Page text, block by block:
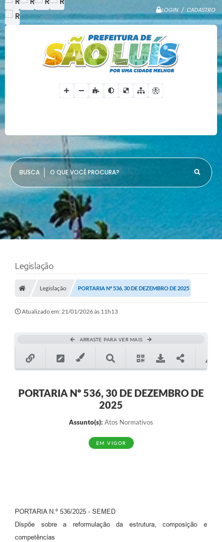
LOGIN / CADASTRO
O QUE VOCÊ PROCURA?
Legislação
Legislação PORTARIA Nº 536, 30 DE DEZEMBRO DE 2025
Atualizado em: 21/01/2026 às 11h13
ARRASTE PARA VER MAIS
PORTARIA Nº 536, 30 DE DEZEMBRO DE
2025
Assunto(s): Atos Normativos
EM VIGOR
PORTARIA N.º 536/2025 - SEMED
Dispõe sobre a reformulação da estrutura, composição e
competências